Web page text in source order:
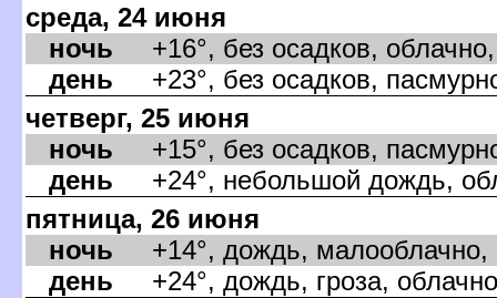
среда, 24 июня
ночь +16°, без осадков,
день +23°, без осадков,
четверг, 25 июня
ночь +15°, без осадков,
день +24°, небольшой дождь,
пятница, 26 июня
ночь +14°, дождь, малооблачно,
день +24°, дождь, гроза,